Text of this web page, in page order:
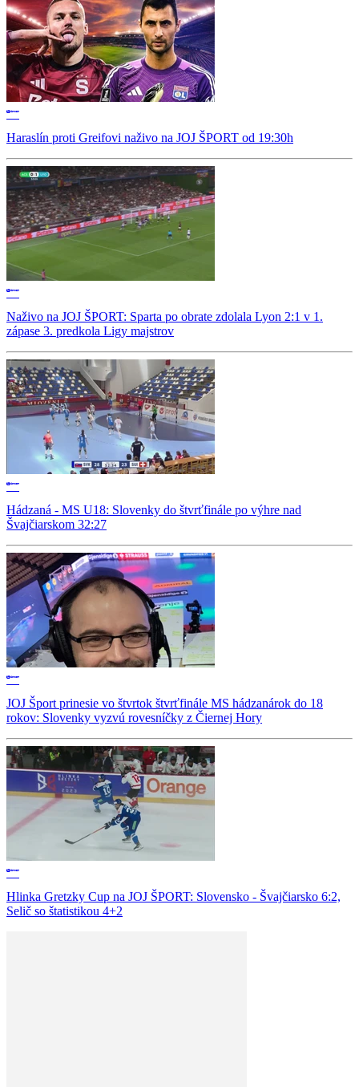
Haraslín proti Greifovi naživo na JOJ ŠPORT od 19:30h
Naživo na JOJ ŠPORT: Sparta po obrate zdolala Lyon 2:1 v 1.
zápase 3. predkola Ligy majstrov
Hádzaná - MS U18: Slovenky do štvrťfinále po výhre nad
Švajčiarskom 32:27
JOJ Šport prinesie vo štvrtok štvrťfinále MS hádzanárok do 18
rokov: Slovenky vyzvú rovesníčky z Čiernej Hory
Hlinka Gretzky Cup na JOJ ŠPORT: Slovensko - Švajčiarsko 6:2,
Selič so štatistikou 4+2